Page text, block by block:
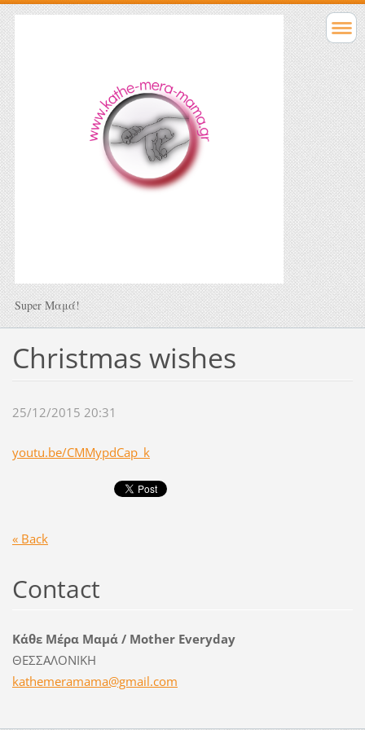
Super Μαμά!
Christmas wishes
25/12/2015 20:31
youtu.be/CMMypdCap_k
« Back
Contact
Κάθε Μέρα Μαμά / Mother Everyday
ΘΕΣΣΑΛΟΝΙΚΗ
kathemeramama@gmail.com